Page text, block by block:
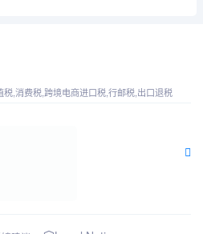
,消费税,跨境电商进口税,行邮税,出口退税